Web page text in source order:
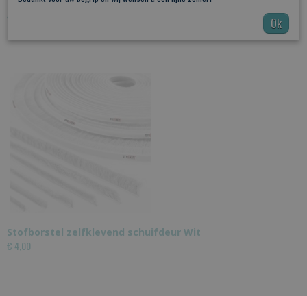
€ 4,00
Stofborstel zelfklevend schuifdeur Wit
€ 4,00
Ok